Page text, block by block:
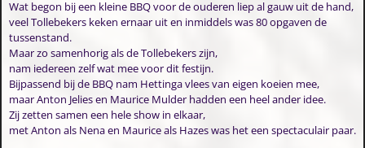
Wat begon bij een kleine BBQ voor de ouderen liep al gauw uit de hand,
veel Tollebekers keken ernaar uit en inmiddels was 80 opgaven de
tussenstand.
Maar zo samenhorig als de Tollebekers zijn,
nam iedereen zelf wat mee voor dit festijn.
Bijpassend bij de BBQ nam Hettinga vlees van eigen koeien mee,
maar Anton Jelies en Maurice Mulder hadden een heel ander idee.
Zij zetten samen een hele show in elkaar,
met Anton als Nena en Maurice als Hazes was het een spectaculair paar.